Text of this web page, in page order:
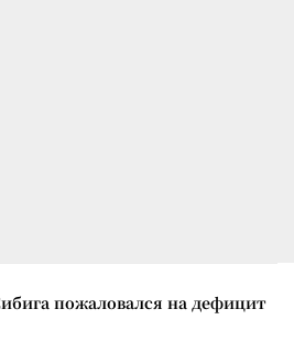
пожаловался на дефицит